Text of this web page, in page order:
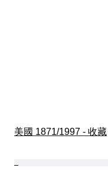
美國 1871/1997 - 收藏